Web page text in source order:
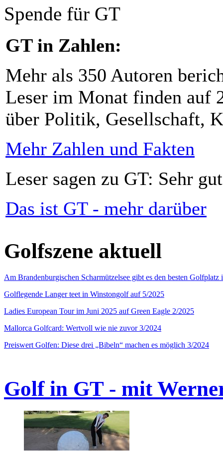
Spende für GT
GT in Zahlen:
Mehr als 350 Autoren
Leser im Monat finden auf
über Politik, Gesellschaft,
Mehr Zahlen und Fakten
Leser sagen zu GT: Sehr
Das ist GT - mehr darüber
Golfszene aktuell
Am Brandenburgischen Scharmützelsee gibt es den besten
Golflegende Langer teet in Winstongolf auf 5/2025
Ladies European Tour im Juni 2025 auf Green Eagle 2/2025
Mallorca Golfcard: Wertvoll wie nie zuvor 3/2024
Preiswert Golfen: Diese drei „Bibeln“ machen es möglich 3/2024
Golf in GT - mit